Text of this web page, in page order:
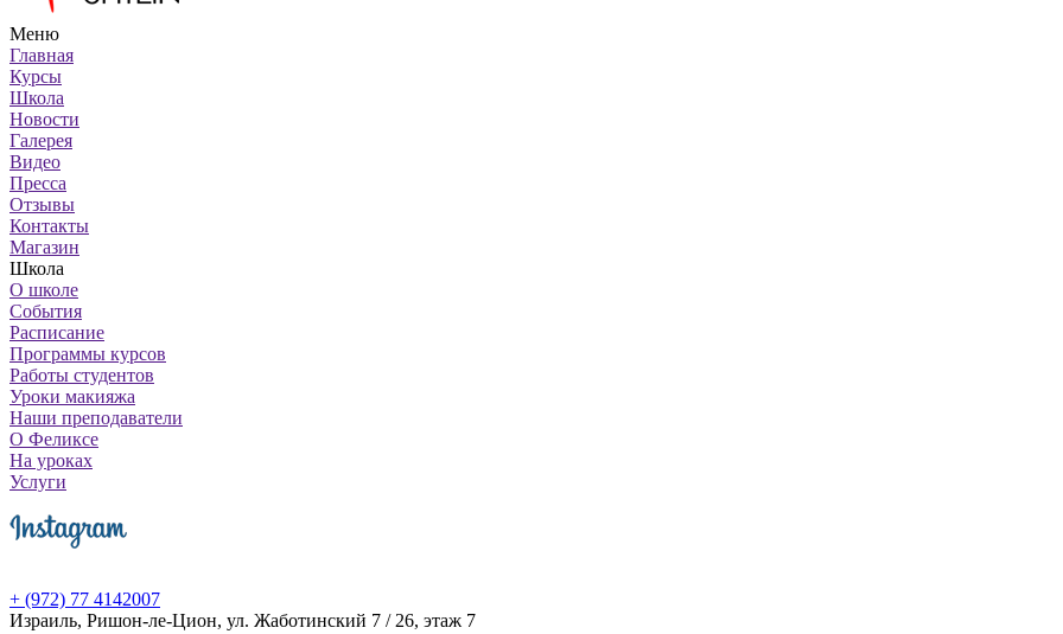
Меню
Главная
Курсы
Школа
Новости
Галерея
Видео
Пресса
Отзывы
Контакты
Магазин
Школа
О школе
События
Расписание
Программы курсов
Работы студентов
Уроки макияжа
Наши преподаватели
О Феликсе
На уроках
Услуги
+ (972) 77 4142007
Израиль, Ришон-ле-Цион, ул. Жаботинский 7 / 26, этаж 7